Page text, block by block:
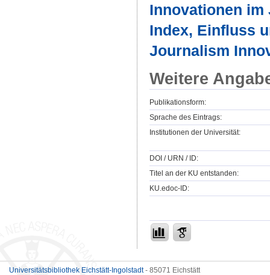
Innovationen
Index, Einfluss
Journalism
Weitere
Publikationsform:
Sprache des Eintrags:
Institutionen der Universität:
DOI / URN / ID:
Titel an der KU entstanden:
KU.edoc-ID:
Universitätsbibliothek Eichstätt-Ingolstadt- 85071 Eichstätt